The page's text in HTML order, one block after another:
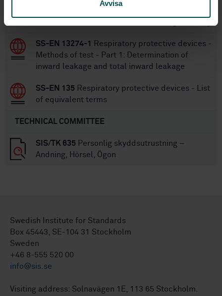
Avvisa
SS-EN 13274-1
Respiratory protective devices -
Methods of test - Part 1: Determination of
inward leakage and total inward leakage
SS-EN 135 Respiratory protective devices - List
of equivalent terms
TECHNICAL COMMITTEE
SIS/TK 635 Personlig skyddsutrustning –
Andning, Hörsel, Ögon
Swedish Institute for Standards
Box 45443, SE-104 31 Stockholm
Sweden
+46 8-555 520 00
info@sis.se
Visiting address: Solnavägen 1E, 113 65 Stockholm.